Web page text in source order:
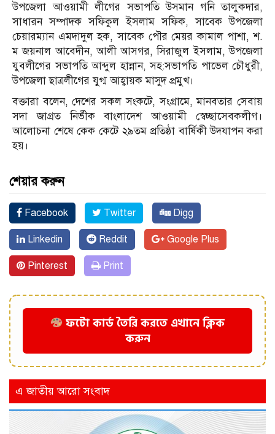
উপজেলা আওয়ামী লীগের সভাপতি উসমান গনি তালুকদার,
সাধারন সম্পাদক সফিকুল ইসলাম সফিক, সাবেক উপজেলা
চেয়ারম্যান এমদাদুল হক, সাবেক পৌর মেয়র কামাল পাশা, শ.
ম জয়নাল আবেদীন, আলী আসগর, সিরাজুল ইসলাম, উপজেলা
যুবলীগের সভাপতি আব্দুল হান্নান, সহ:সভাপতি পাভেল চৌধুরী,
উপজেলা ছাত্রলীগের যুগ্ম আহ্বায়ক মাসুদ প্রমুখ।
বক্তারা বলেন, দেশের সকল সংকটে, সংগ্রামে, মানবতার সেবায়
সদা জাগ্রত নির্ভীক বাংলাদেশ আওয়ামী স্বেচ্ছাসেবকলীগ।
আলোচনা শেষে কেক কেটে ২৯তম প্রতিষ্ঠা বার্ষিকী উদযাপন করা
হয়।
শেয়ার করুন
Facebook Twitter Digg
Linkedin Reddit Google Plus
Pinterest Print
ফটো কার্ড তৈরি করতে এখানে ক্লিক
করুন
এ জাতীয় আরো সংবাদ